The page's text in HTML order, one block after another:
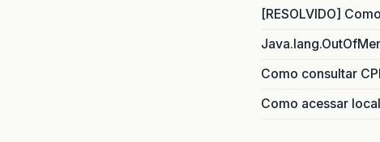
[RESOLVIDO]
Como consultar
Como acessar